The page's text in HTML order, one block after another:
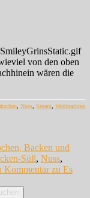
von den oben
wären die
Nuss Sesam Weihnachten
Backen und
Süß, Nuss,
Kommentarzu Es